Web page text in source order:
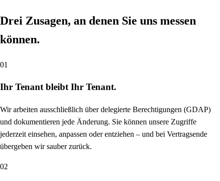
Drei Zusagen, an denen Sie uns messen
können.
01
Ihr Tenant bleibt Ihr Tenant.
Wir arbeiten ausschließlich über delegierte Berechtigungen (GDAP)
und dokumentieren jede Änderung. Sie können unsere Zugriffe
jederzeit einsehen, anpassen oder entziehen – und bei Vertragsende
übergeben wir sauber zurück.
02